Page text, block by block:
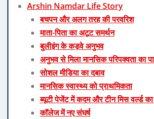
Arshin Namdar Life Story
बचपन और अलग तरह की परवरिश
माता-पिता का अटूट समर्थन
बुलीइंग के कड़वे अनुभव
अनुभव से मिला मानसिक परिपक्वता का
सोशल मीडिया का दबाव
मानसिक स्वास्थ्य को प्राथमिकता
ब्यूटी पेजेंट में कदम और टीन मिस वर्ल्ड
कॉलेज में नए संघर्ष